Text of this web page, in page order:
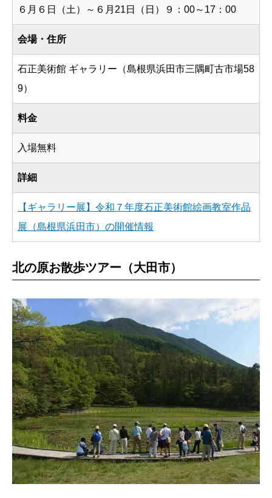
６月６日（土）～６月21日（日）９：00～17：00
会場・住所
石正美術館 ギャラリー（島根県浜田市三隅町古市場58
9）
料金
入場無料
詳細
【ギャラリー展】令和７年度石正美術館絵画教室作品
展（島根県浜田市）の開催情報
北の原お散歩ツアー（大田市）